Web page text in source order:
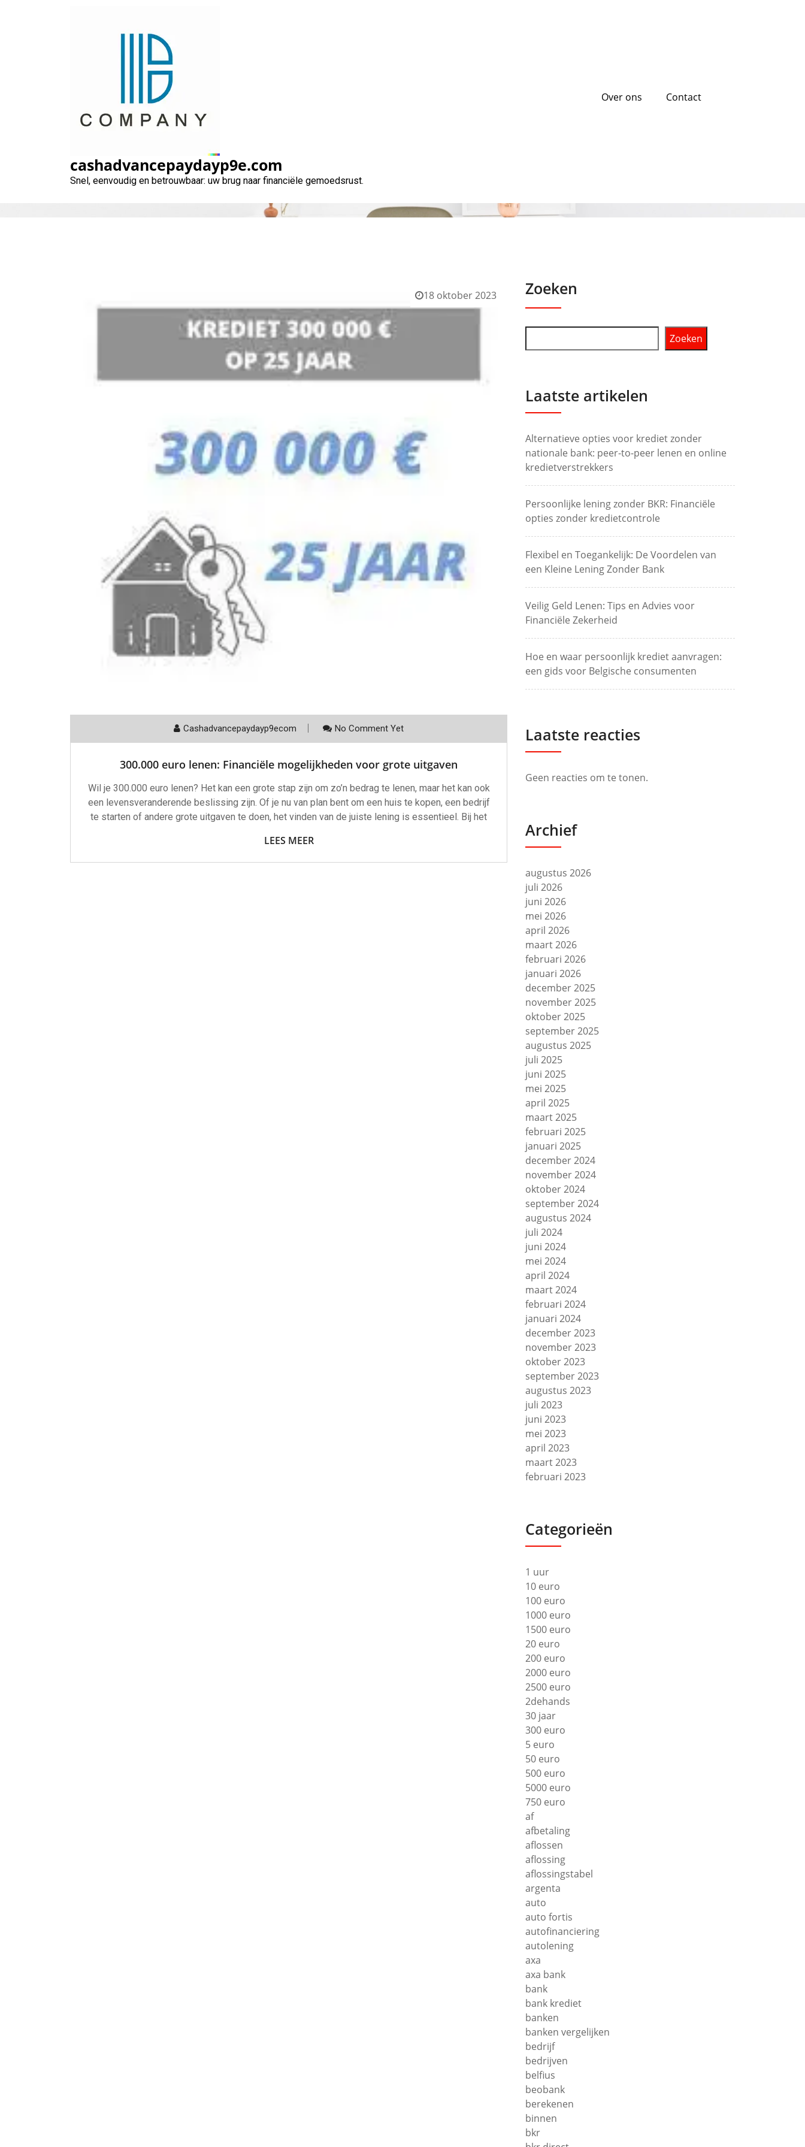
cashadvancepaydayp9e.com
Snel, eenvoudig en betrouwbaar: uw brug naar financiële gemoedsrust.
Over ons Contact
18 oktober 2023
Cashadvancepaydayp9ecom No Comment Yet
300.000 euro lenen: Financiële mogelijkheden voor grote uitgaven
Wil je 300.000 euro lenen? Het kan een grote stap zijn om zo’n bedrag te lenen, maar het kan ook
een levensveranderende beslissing zijn. Of je nu van plan bent om een huis te kopen, een bedrijf
te starten of andere grote uitgaven te doen, het vinden van de juiste lening is essentieel. Bij het
LEES MEER
Zoeken
Zoeken
Laatste artikelen
Alternatieve opties voor krediet zonder
nationale bank: peer-to-peer lenen en online
kredietverstrekkers
Persoonlijke lening zonder BKR: Financiële
opties zonder kredietcontrole
Flexibel en Toegankelijk: De Voordelen van
een Kleine Lening Zonder Bank
Veilig Geld Lenen: Tips en Advies voor
Financiële Zekerheid
Hoe en waar persoonlijk krediet aanvragen:
een gids voor Belgische consumenten
Laatste reacties
Geen reacties om te tonen.
Archief
augustus 2026
juli 2026
juni 2026
mei 2026
april 2026
maart 2026
februari 2026
januari 2026
december 2025
november 2025
oktober 2025
september 2025
augustus 2025
juli 2025
juni 2025
mei 2025
april 2025
maart 2025
februari 2025
januari 2025
december 2024
november 2024
oktober 2024
september 2024
augustus 2024
juli 2024
juni 2024
mei 2024
april 2024
maart 2024
februari 2024
januari 2024
december 2023
november 2023
oktober 2023
september 2023
augustus 2023
juli 2023
juni 2023
mei 2023
april 2023
maart 2023
februari 2023
Categorieën
1 uur
10 euro
100 euro
1000 euro
1500 euro
20 euro
200 euro
2000 euro
2500 euro
2dehands
30 jaar
300 euro
5 euro
50 euro
500 euro
5000 euro
750 euro
af
afbetaling
aflossen
aflossing
aflossingstabel
argenta
auto
auto fortis
autofinanciering
autolening
axa
axa bank
bank
bank krediet
banken
banken vergelijken
bedrijf
bedrijven
belfius
beobank
berekenen
binnen
bkr